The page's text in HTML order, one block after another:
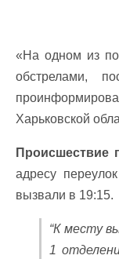
«На одном из
обстрелами,
Харьковской
Происшествие
адресу
вызвали в 19:15.
“К месту
1